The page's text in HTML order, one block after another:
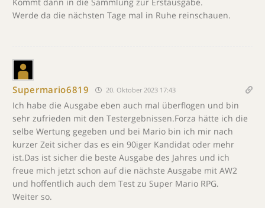
Werde da die nächsten Tage mal in Ruhe reinschauen.
Supermario6819 20. Oktober 2023 17:43
Ich habe die Ausgabe eben auch mal überflogen und bin
sehr zufrieden mit den Testergebnissen.Forza hätte ich die
selbe Wertung gegeben und bei Mario bin ich mir nach
kurzer Zeit sicher das es ein 90iger Kandidat oder mehr
ist.Das ist sicher die beste Ausgabe des Jahres und ich
freue mich jetzt schon auf die nächste Ausgabe mit AW2
und hoffentlich auch dem Test zu Super Mario RPG.
Weiter so.